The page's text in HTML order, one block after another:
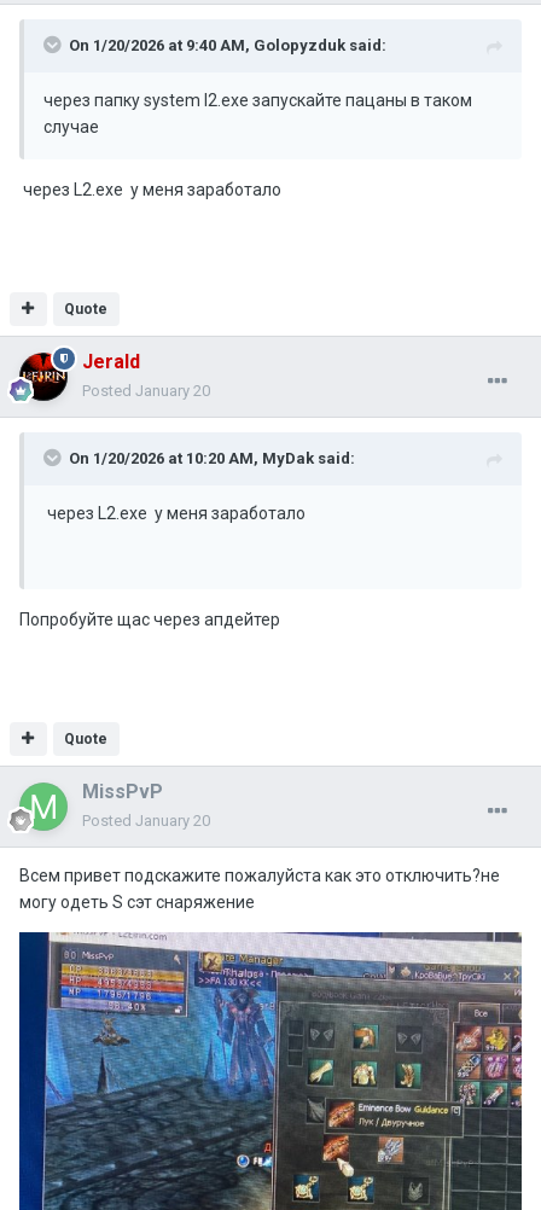
On 1/20/2026 at 9:40 AM, Golopyzduk said:
через папку system l2.exe запускайте пацаны в таком
случае
через L2.exe у меня заработало
Quote
Jerald
Posted January 20
On 1/20/2026 at 10:20 AM, MyDak said:
через L2.exe у меня заработало
Попробуйте щас через апдейтер
Quote
MissPvP
Posted January 20
Всем привет подскажите пожалуйста как это отключить?не
могу одеть S сэт снаряжение